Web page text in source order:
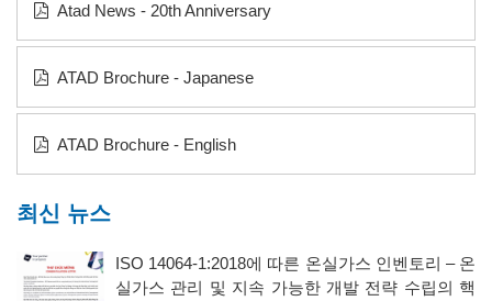
Atad News - 20th Anniversary
ATAD Brochure - Japanese
ATAD Brochure - English
최신 뉴스
ISO 14064-1:2018에 따른 온실가스 인벤토리 – 온
실가스 관리 및 지속 가능한 개발 전략 수립의 핵